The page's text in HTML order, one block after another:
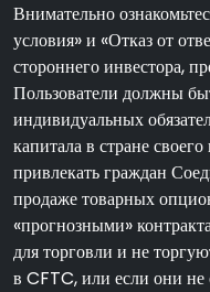
Внимательно
условия» и «Отказ от
стороннего инвестора,
Пользователи должны
индивидуальных
капитала в стране
привлекать граждан
продаже товарных
«прогнозными»
для торговли и не
в CFTC, или если они не